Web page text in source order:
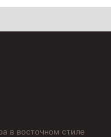
в восточном стиле